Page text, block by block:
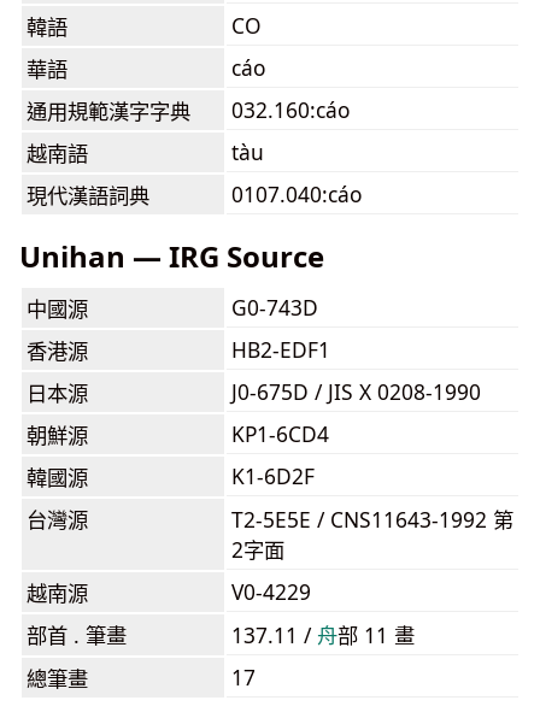
韓語
CO
華語
cáo
通用規範漢字字典
032.160:cáo
越南語
tàu
現代漢語詞典
0107.040:cáo
Unihan — IRG Source
中國源
G0-743D
香港源
HB2-EDF1
日本源
J0-675D / JIS X 0208-1990
朝鮮源
KP1-6CD4
韓國源
K1-6D2F
台灣源
T2-5E5E / CNS11643-1992 第
2字面
越南源
V0-4229
部首 . 筆畫
137.11 / ⾈部 11 畫
總筆畫
17